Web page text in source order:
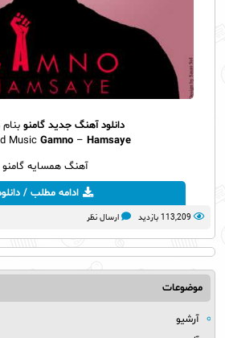
دانلود آهنگ جدید گامنو بنام
Music Gamno– Hamsaye
آهنگ همسایه گامنو
ادامه مطلب /
113,209 بازدید ارسال نظر
موضوعات
آرشیو